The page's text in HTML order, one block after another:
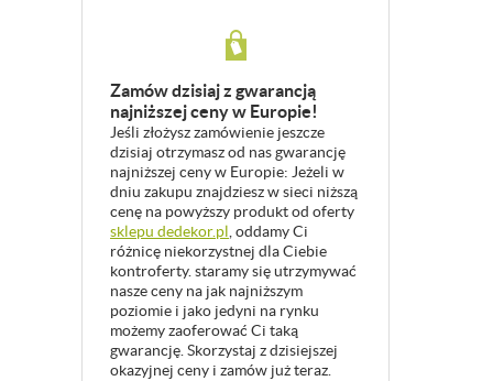
Zamów dzisiaj z gwarancją
najniższej ceny w Europie!
Jeśli złożysz zamówienie jeszcze
dzisiaj otrzymasz od nas gwarancję
najniższej ceny w Europie: Jeżeli w
dniu zakupu znajdziesz w sieci niższą
cenę na powyższy produkt od oferty
sklepu dedekor.pl, oddamy Ci
różnicę niekorzystnej dla Ciebie
kontroferty. staramy się utrzymywać
nasze ceny na jak najniższym
poziomie i jako jedyni na rynku
możemy zaoferować Ci taką
gwarancję. Skorzystaj z dzisiejszej
okazyjnej ceny i zamów już teraz.